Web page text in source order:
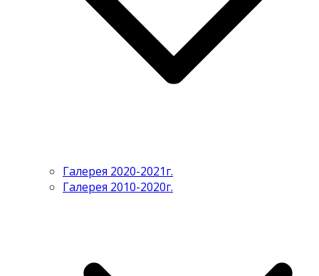
Галерея 2020-2021г.
Галерея 2010-2020г.